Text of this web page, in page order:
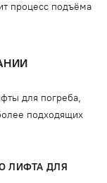
процесс подъёма
для погреба,
подходящих
ЛИФТА ДЛЯ